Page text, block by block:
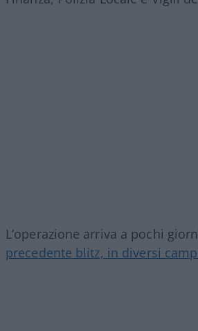
L’operazione arriva a pochi
precedente blitz, in diversi